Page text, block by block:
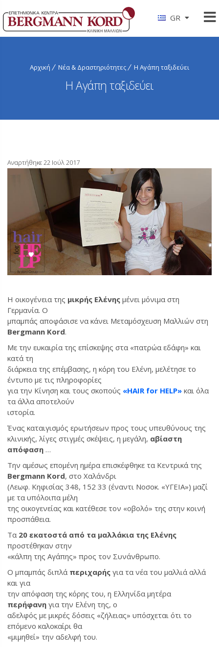
GR
Αρχική Νέα & Δραστηριότητες Η Αγάπη ταξιδεύει
Η Αγάπη ταξιδεύει
Αναρτήθηκε 22 Ιούλ 2017
Η οικογένεια της μικρής Ελένης μένει μόνιμα στη
Γερμανία. Ο
μπαμπάς αποφάσισε να κάνει Μεταμόσχευση Μαλλιών στη
Bergmann Kord.
Με την ευκαιρία της επίσκεψης στα «πατρώα εδάφη» και
κατά τη
διάρκεια της επέμβασης, η κόρη του Ελένη, μελέτησε το
έντυπο με τις πληροφορίες
για την Κίνηση και τους σκοπούς «HAIR for HELP» και όλα
τα άλλα αποτελούν
ιστορία.
Ένας καταιγισμός ερωτήσεων προς τους υπευθύνους της
κλινικής, λίγες στιγμές σκέψεις, η μεγάλη, αβίαστη
απόφαση …
Την αμέσως επομένη ημέρα επισκέφθηκε τα Κεντρικά της
Bergmann Kord, στο Χαλάνδρι
(Λεωφ. Κηφισίας 348, 152 33 (έναντι Νοσοκ. «ΥΓΕΙΑ») μαζί
με τα υπόλοιπα μέλη
της οικογενείας και κατέθεσε τον «οβολό» της στην κοινή
προσπάθεια.
Τα 20 εκατοστά από τα μαλλάκια της Ελένης
προστέθηκαν στην
«κάλπη της Αγάπης» προς τον Συνάνθρωπο.
Ο μπαμπάς διπλά περιχαρής για τα νέα του μαλλιά αλλά
και για
την απόφαση της κόρης του, η Ελληνίδα μητέρα
περήφανη για την Ελένη της, ο
αδελφός με μικρές δόσεις «ζήλειας» υπόσχεται ότι το
επόμενο καλοκαίρι θα
«μιμηθεί» την αδελφή του.